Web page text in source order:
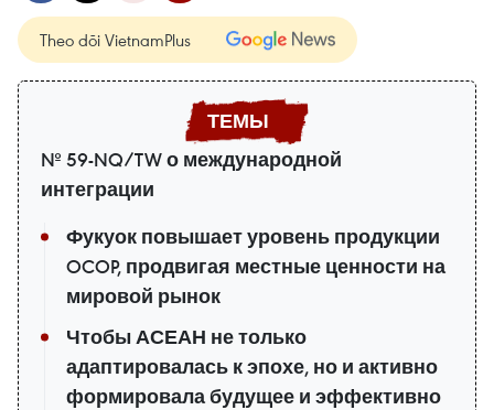
Theo dõi VietnamPlus
№ 59-NQ/TW о международной
интеграции
Фукуок повышает уровень продукции
OCOP, продвигая местные ценности на
мировой рынок
Чтобы АСЕАН не только
адаптировалась к эпохе, но и активно
формировала будущее и эффективно